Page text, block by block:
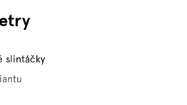
slintáčky